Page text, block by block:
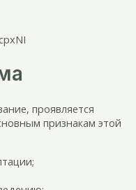
проявляется
признакам этой